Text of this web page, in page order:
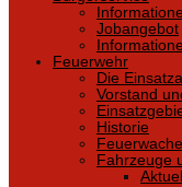
Jobangebot
Feuerwehr
Die
Vorstand
Historie
Feuerwache
Fahrzeuge